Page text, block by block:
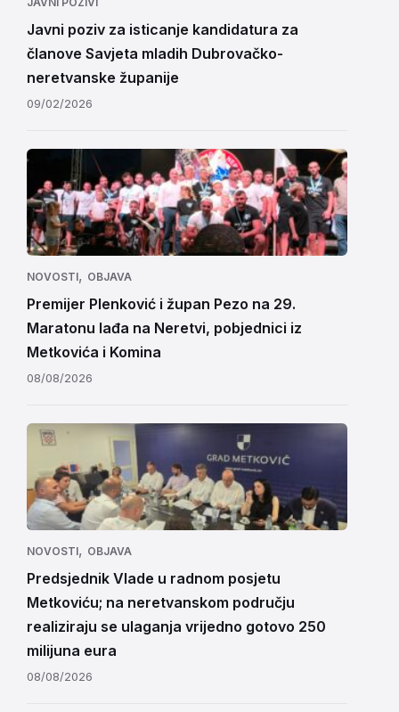
Javni poziv za isticanje kandidatura za
članove Savjeta mladih Dubrovačko-
neretvanske županije
09/02/2026
NOVOSTI, OBJAVA
Premijer Plenković i župan Pezo na 29.
Maratonu lađa na Neretvi, pobjednici iz
Metkovića i Komina
08/08/2026
NOVOSTI, OBJAVA
Predsjednik Vlade u radnom posjetu
Metkoviću; na neretvanskom području
realiziraju se ulaganja vrijedno gotovo 250
milijuna eura
08/08/2026